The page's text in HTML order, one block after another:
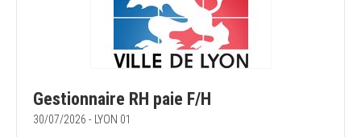
Gestionnaire RH paie F/H
30/07/2026 - LYON 01